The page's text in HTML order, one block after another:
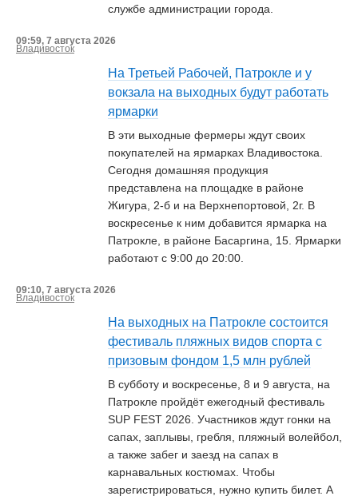
службе администрации города.
09:59, 7 августа 2026
Владивосток
На Третьей Рабочей, Патрокле и у
вокзала на выходных будут работать
ярмарки
В эти выходные фермеры ждут своих
покупателей на ярмарках Владивостока.
Сегодня домашняя продукция
представлена на площадке в районе
Жигура, 2-б и на Верхнепортовой, 2г. В
воскресенье к ним добавится ярмарка на
Патрокле, в районе Басаргина, 15. Ярмарки
работают с 9:00 до 20:00.
09:10, 7 августа 2026
Владивосток
На выходных на Патрокле состоится
фестиваль пляжных видов спорта с
призовым фондом 1,5 млн рублей
В субботу и воскресенье, 8 и 9 августа, на
Патрокле пройдёт ежегодный фестиваль
SUP FEST 2026. Участников ждут гонки на
сапах, заплывы, гребля, пляжный волейбол,
а также забег и заезд на сапах в
карнавальных костюмах. Чтобы
зарегистрироваться, нужно купить билет. А